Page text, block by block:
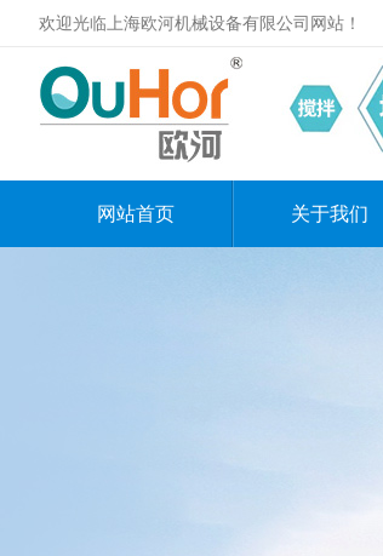
欢迎光临上海欧河机械设备有限公司网站！
网站首页 关于我们